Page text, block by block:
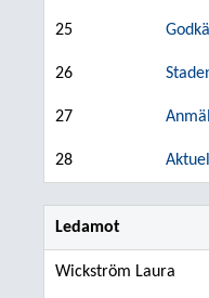
25
26
27
28
Ledamot
Wickström Laura